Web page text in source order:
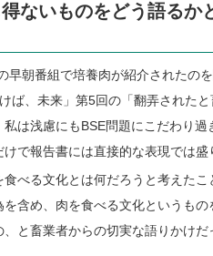
ないものをどう語るか
早朝番組で培養肉が紹介されたの
ば、未来」第5回の「翻弄された
は浅慮にもBSE問題にこだわり
けで報告書には直接的な表現では
べる文化とは何だろうと考えたこ
含め、肉を食べる文化というも
と畜業者からの切実な語りかけだ